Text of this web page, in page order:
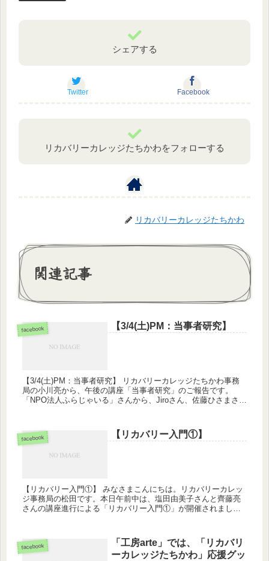
シェアする
Twitter Facebook
リカバリーカレッジたちかわをフォローする
リカバリーカレッジたちかわ
関連記事
facebook 【3/4(土)PM：当事者研究】
【3/4(土)PM：当事者研究】 リカバリーカレッジたちかわ事務
局の小川亮から、午後の講座「当事者研究」のご報告です。
「NPO法人ふらじゃいる」さんから、Jiroさん、佐藤ひさまささ
facebook 【リカバリー入門①】
【リカバリー入門①】 みなさまこんにちは。リカバリーカレッ
ジ事務局の松田です。本日午前中は、塩田由美子さんと齊藤亮
さんの講座進行による「リカバリー入門①」が開催されまし
facebook
「工房arte」では、「リカバリ
ーカレッジたちかわ」応援グッ